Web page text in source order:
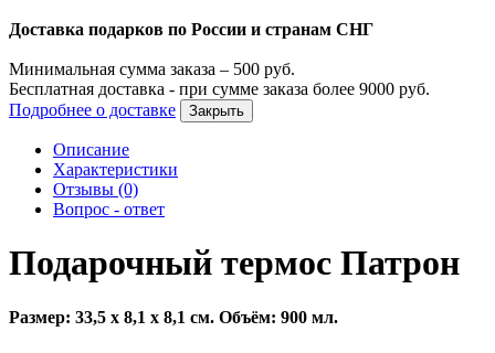
Доставка подарков по России и странам СНГ
Минимальная сумма заказа – 500 руб.
Бесплатная доставка - при сумме заказа более 9000 руб.
Подробнее о доставке
Закрыть
Описание
Характеристики
Отзывы (0)
Вопрос - ответ
Подарочный термос Патрон
Размер: 33,5 x 8,1 x 8,1 см. Объём: 900 мл.